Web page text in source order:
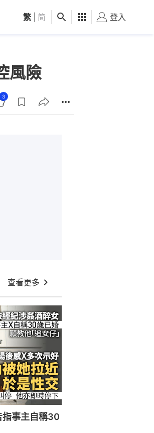
觀點 健康 好食玩飛
繁 简 登入
風險
3
查看更多
事主自稱30